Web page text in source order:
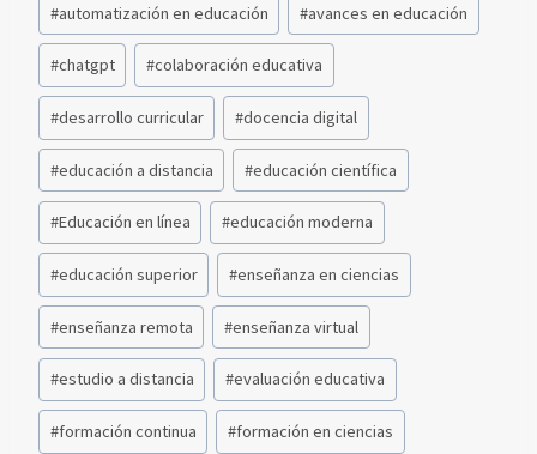
#automatización en educación #avances en educación
#chatgpt #colaboración educativa
#desarrollo curricular #docencia digital
#educación a distancia #educación científica
#Educación en línea #educación moderna
#educación superior #enseñanza en ciencias
#enseñanza remota #enseñanza virtual
#estudio a distancia #evaluación educativa
#formación continua #formación en ciencias